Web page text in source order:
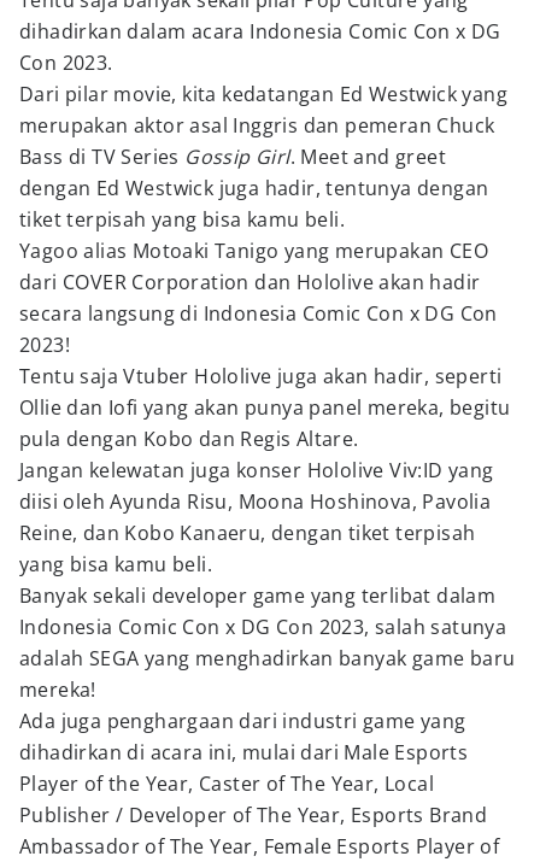
dihadirkan dalam acara Indonesia Comic Con x DG
Con 2023.
Dari pilar movie, kita kedatangan Ed Westwick yang
merupakan aktor asal Inggris dan pemeran Chuck
Bass di TV Series Gossip Girl. Meet and greet
dengan Ed Westwick juga hadir, tentunya dengan
tiket terpisah yang bisa kamu beli.
Yagoo alias Motoaki Tanigo yang merupakan CEO
dari COVER Corporation dan Hololive akan hadir
secara langsung di Indonesia Comic Con x DG Con
2023!
Tentu saja Vtuber Hololive juga akan hadir, seperti
Ollie dan Iofi yang akan punya panel mereka, begitu
pula dengan Kobo dan Regis Altare.
Jangan kelewatan juga konser Hololive Viv:ID yang
diisi oleh Ayunda Risu, Moona Hoshinova, Pavolia
Reine, dan Kobo Kanaeru, dengan tiket terpisah
yang bisa kamu beli.
Banyak sekali developer game yang terlibat dalam
Indonesia Comic Con x DG Con 2023, salah satunya
adalah SEGA yang menghadirkan banyak game baru
mereka!
Ada juga penghargaan dari industri game yang
dihadirkan di acara ini, mulai dari Male Esports
Player of the Year, Caster of The Year, Local
Publisher / Developer of The Year, Esports Brand
Ambassador of The Year, Female Esports Player of